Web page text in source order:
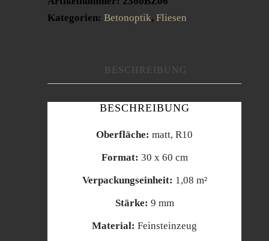
Kategorien: Betonoptik, Fliesen
BESCHREIBUNG
BESCHREIBUNG
Oberfläche: matt, R10
Format: 30 x 60 cm
Verpackungseinheit: 1,08 m²
Stärke: 9 mm
Material: Feinsteinzeug